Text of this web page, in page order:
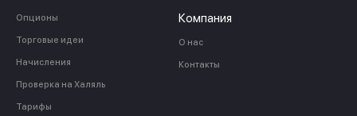
Опционы
Торговые идеи
Начисления
Проверка на Халяль
Тарифы
Компания
О нас
Контакты